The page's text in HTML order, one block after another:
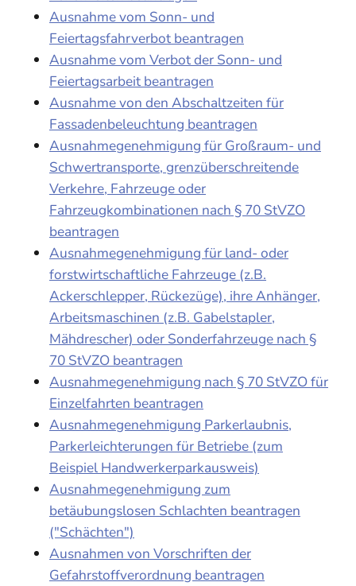
Ausnahme vom Sonn- und
Feiertagsfahrverbot beantragen
Ausnahme vom Verbot der Sonn- und
Feiertagsarbeit beantragen
Ausnahme von den Abschaltzeiten für
Fassadenbeleuchtung beantragen
Ausnahmegenehmigung für Großraum- und
Schwertransporte, grenzüberschreitende
Verkehre, Fahrzeuge oder
Fahrzeugkombinationen nach § 70 StVZO
beantragen
Ausnahmegenehmigung für land- oder
forstwirtschaftliche Fahrzeuge (z.B.
Ackerschlepper, Rückezüge), ihre Anhänger,
Arbeitsmaschinen (z.B. Gabelstapler,
Mähdrescher) oder Sonderfahrzeuge nach §
70 StVZO beantragen
Ausnahmegenehmigung nach § 70 StVZO für
Einzelfahrten beantragen
Ausnahmegenehmigung Parkerlaubnis,
Parkerleichterungen für Betriebe (zum
Beispiel Handwerkerparkausweis)
Ausnahmegenehmigung zum
betäubungslosen Schlachten beantragen
("Schächten")
Ausnahmen von Vorschriften der
Gefahrstoffverordnung beantragen